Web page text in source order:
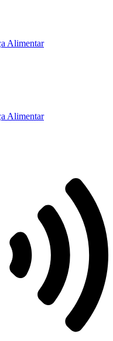
Alimentar
Alimentar